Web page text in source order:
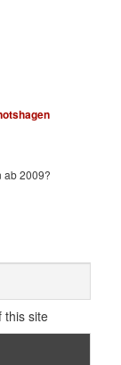
ab 2009?
this site